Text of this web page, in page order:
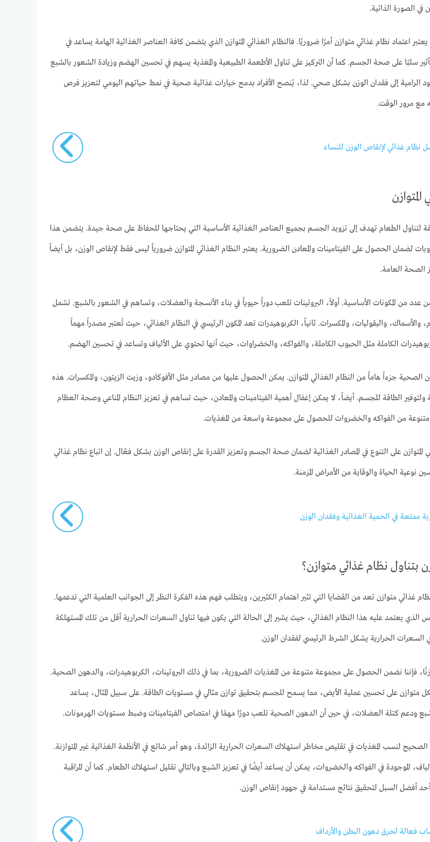
في الصورة الذاتية.
اعتماد نظام غذائي متوازن أمرًا ضروريًا. فالنظام الغذائي المتوازن الذي يتضمن كافة العناصر الغذائية الهامة يساعد في
سلبًا على صحة الجسم. كما أن التركيز على تناول الأطعمة الطبيعية والمغذية يسهم في تحسين الهضم وزيادة الشعور بالشبع
الرامية إلى فقدان الوزن بشكل صحي. لذا، يُنصح الأفراد بدمج خيارات غذائية صحية في نمط حياتهم اليومي لتعزيز فرص
مع مرور الوقت.
نظام غذائي لإنقاص الوزن للنساء
لتناول الطعام تهدف إلى تزويد الجسم بجميع العناصر الغذائية الأساسية التي يحتاجها للحفاظ على صحة جيدة. يتضمن هذا
لضمان الحصول على الفيتامينات والمعادن الضرورية. يعتبر النظام الغذائي المتوازن ضرورياً ليس فقط لإنقاص الوزن، بل أيضاً
الصحة العامة.
من عدد من المكونات الأساسية. أولاً، البروتينات تلعب دوراً حيوياً في بناء الأنسجة والعضلات، وتساهم في الشعور بالشبع. تشمل
والأسماك، والبقوليات، والمكسرات. ثانياً، الكربوهيدرات تعد المكون الرئيسي في النظام الغذائي، حيث تُعتبر مصدراً مهماً
الكاملة مثل الحبوب الكاملة، والفواكه، والخضراوات، حيث أنها تحتوي على الألياف وتساعد في تحسين الهضم.
الصحية جزءاً هاماً من النظام الغذائي المتوازن. يمكن الحصول عليها من مصادر مثل الأفوكادو، وزيت الزيتون، والمكسرات. هذه
الطاقة للجسم. أيضاً، لا يمكن إغفال أهمية الفيتامينات والمعادن، حيث تساهم في تعزيز النظام المناعي وصحة العظام
من الفواكه والخضروات للحصول على مجموعة واسعة من المغذيات.
المتوازن على التنوع في المصادر الغذائية لضمان صحة الجسم وتعزيز القدرة على إنقاص الوزن بشكل فعّال. إن اتباع نظام غذائي
نوعية الحياة والوقاية من الأمراض المزمنة.
ممتعة في الحمية الغذائية وفقدان الوزن
نظام غذائي متوازن؟
غذائي متوازن تعد من القضايا التي تثير اهتمام الكثيرين، ويتطلب فهم هذه الفكرة النظر إلى الجوانب العلمية التي تدعمها.
الذي يعتمد عليه هذا النظام الغذائي، حيث يشير إلى الحالة التي يكون فيها تناول السعرات الحرارية أقل من تلك المستهلكة
الحرارية يشكل الشرط الرئيسي لفقدان الوزن.
فإننا نضمن الحصول على مجموعة متنوعة من المغذيات الضرورية، بما في ذلك البروتينات، الكربوهيدرات، والدهون الصحية.
متوازن على تحسين عملية الأيض، مما يسمح للجسم بتحقيق توازن مثالي في مستويات الطاقة. على سبيل المثال، يساعد
ودعم كتلة العضلات، في حين أن الدهون الصحية تلعب دورًا مهمًا في امتصاص الفيتامينات وضبط مستويات الهرمونات.
لنسب المغذيات في تقليص مخاطر استهلاك السعرات الحرارية الزائدة، وهو أمر شائع في الأنظمة الغذائية غير المتوازنة.
الموجودة في الفواكه والخضروات، يمكن أن يساعد أيضًا في تعزيز الشبع وبالتالي تقليل استهلاك الطعام. كما أن المراقبة
أحد أفضل السبل لتحقيق نتائج مستدامة في جهود إنقاص الوزن.
فعالة لحرق دهون البطن والأرداف